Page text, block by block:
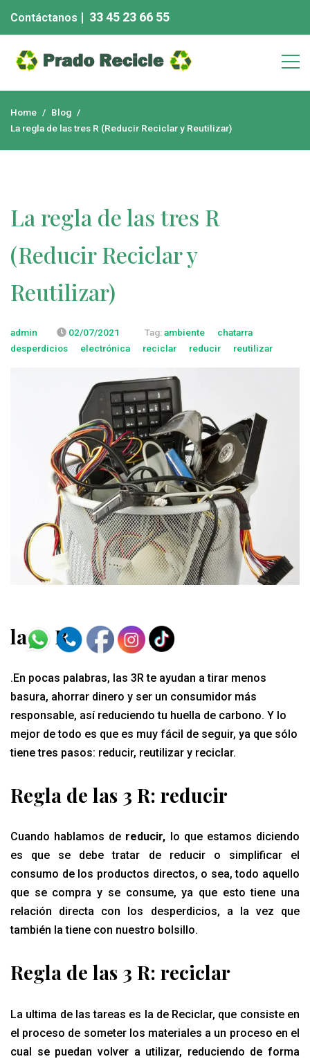
Contáctanos | 33 45 23 66 55
Chatarra eléctronica
Home
Blog
La regla de las tres R (Reducir Reciclar y Reutilizar)
La regla de las tres R
(Reducir Reciclar y
Reutilizar)
admin 02/07/2021 Tag:ambiente
chatarra
desperdicios
electrónica reciclar reducir reutilizar
las 3 R
.En pocas palabras, las 3R te ayudan a tirar menos
basura, ahorrar dinero y ser un consumidor más
responsable, así reduciendo tu huella de carbono. Y lo
mejor de todo es que es muy fácil de seguir, ya que sólo
tiene tres pasos: reducir, reutilizar y reciclar.
Regla de las 3 R: reducir
Cuando hablamos de reducir, lo que estamos diciendo
es que se debe tratar de reducir o simplificar el
consumo de los productos directos, o sea, todo aquello
que se compra y se consume, ya que esto tiene una
relación directa con los desperdicios, a la vez que
también la tiene con nuestro bolsillo.
Regla de las 3 R: reciclar
La ultima de las tareas es la de Reciclar, que consiste en
el proceso de someter los materiales a un proceso en el
cual se puedan volver a utilizar, reduciendo de forma